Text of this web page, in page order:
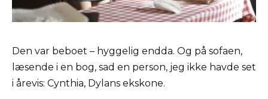
Den var beboet – hyggelig endda. Og på sofaen,
læsende i en bog, sad en person, jeg ikke havde set
i årevis: Cynthia, Dylans ekskone.